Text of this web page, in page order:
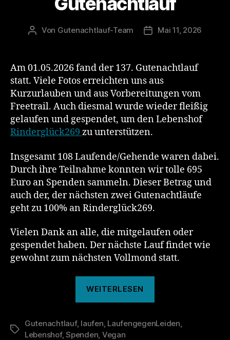
Beitragsautor
Von Gutenachtlauf-Team Mai 11, 2026
Am 01.05.2026 fand der 137. Gutenachtlauf
statt. Viele Fotos erreichten uns aus
Kurzurlauben und aus Vorbereitungen vom
Freetrail. Auch diesmal wurde wieder fleißig
gelaufen und gespendet, um den Lebenshof
Rinderglück269 zu unterstützen.
Insgesamt 108 Laufende/Gehende waren dabei.
Durch ihre Teilnahme konnten wir tolle 695
Euro an Spenden sammeln. Dieser Betrag und
auch der, der nächsten zwei Gutenachtläufe
geht zu 100% an Rinderglück269.
Vielen Dank an alle, die mitgelaufen oder
gespendet haben. Der nächste Lauf findet wie
gewohnt zum nächsten Vollmond statt.
WEITERLESEN
137.
Schlagwörter
Gutenachtlauf, laufen, LaufengegenLeiden,
Lebenshof,Spenden, Vegan